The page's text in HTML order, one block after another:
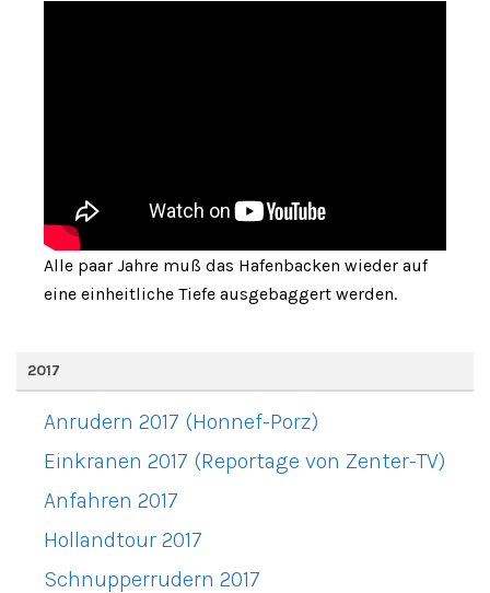
Alle paar Jahre muß das Hafenbacken wieder auf
eine einheitliche Tiefe ausgebaggert werden.
2017
Anrudern 2017 (Honnef-Porz)
Einkranen 2017 (Reportage von Zenter-TV)
Anfahren 2017
Hollandtour 2017
Schnupperrudern 2017